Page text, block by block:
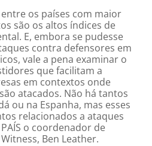
os países com maior
são os altos índices de
E, embora se pudesse
contra defensores em
vale a pena examinar o
que facilitam a
em contextos onde
atacados. Não há tantos
ou na Espanha, mas esses
relacionados a ataques
o coordenador de
Ben Leather.